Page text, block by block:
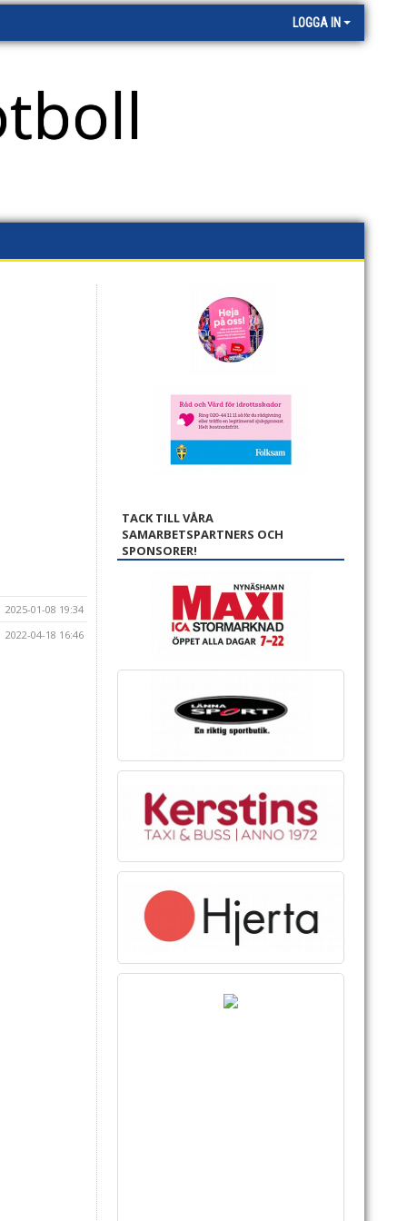
LOGGA IN
2025-01-08 19:34
2022-04-18 16:46
TACK TILL VÅRA
SAMARBETSPARTNERS OCH
SPONSORER!